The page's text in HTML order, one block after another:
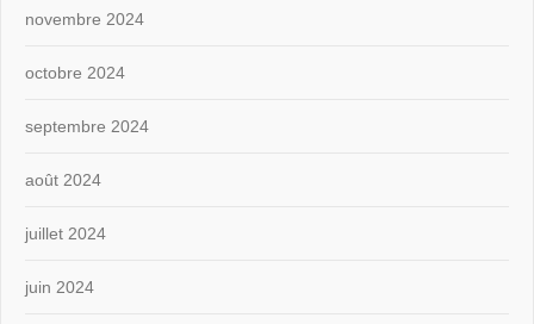
novembre 2024
octobre 2024
septembre 2024
août 2024
juillet 2024
juin 2024